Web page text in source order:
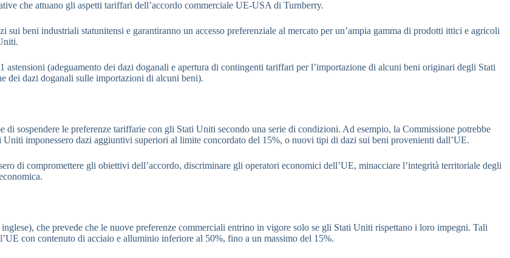
che attuano gli aspetti tariffari dell’accordo commerciale UE-USA di Turnberry.
beni industriali statunitensi e garantiranno un accesso preferenziale al mercato per un’ampia gamma di prodotti ittici e agricoli
(adeguamento dei dazi doganali e apertura di contingenti tariffari per l’importazione di alcuni beni originari degli Stati
dei dazi doganali sulle importazioni di alcuni beni).
di sospendere le preferenze tariffarie con gli Stati Uniti secondo una serie di condizioni. Ad esempio, la Commissione potrebbe
imponessero dazi aggiuntivi superiori al limite concordato del 15%, o nuovi tipi di dazi sui beni provenienti dall’UE.
di compromettere gli obiettivi dell’accordo, discriminare gli operatori economici dell’UE, minacciare l’integrità territoriale degli
inglese), che prevede che le nuove preferenze commerciali entrino in vigore solo se gli Stati Uniti rispettano i loro impegni. Tali
con contenuto di acciaio e alluminio inferiore al 50%, fino a un massimo del 15%.